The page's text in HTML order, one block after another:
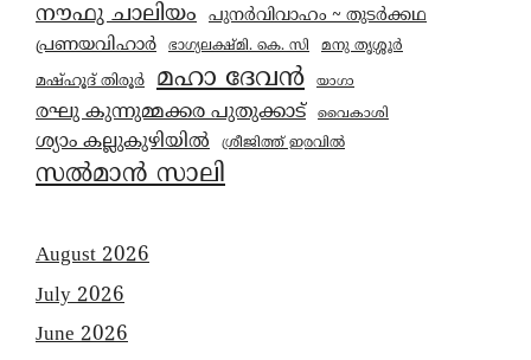
നൗഫു ചാലിയം പുനർവിവാഹം ~ തുടർക്കഥ
പ്രണയവിഹാർ ഭാഗ്യലക്ഷ്മി. കെ. സി
മനു തൃശ്ശൂർ
മഷ്ഹൂദ് തിരൂർ
മഹാ ദേവൻ യാഗാ
രഘു കുന്നുമ്മക്കര പുതുക്കാട് വൈകാശി
ശ്യാം കല്ലുകുഴിയിൽ ശ്രീജിത്ത് ഇരവിൽ
സൽമാൻ സാലി
August 2026
July 2026
June 2026